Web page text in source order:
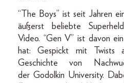
“The Boys” ist seit Jahren
äußerst beliebte
Video. “Gen V” ist davon
hat: Gespickt mit Twists
Geschichte von
der Godolkin University.